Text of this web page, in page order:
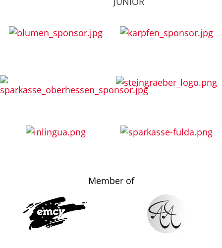
Member of